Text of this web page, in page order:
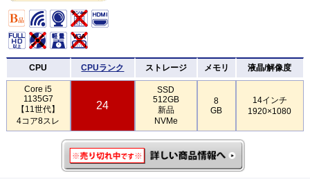
CPU CPUランク ストレージ メモリ 液晶/解像度
Core i5
1135G7
【11世代】
4コア8スレ
24
SSD
512GB
新品
NVMe
8
GB
14インチ
1920×1080